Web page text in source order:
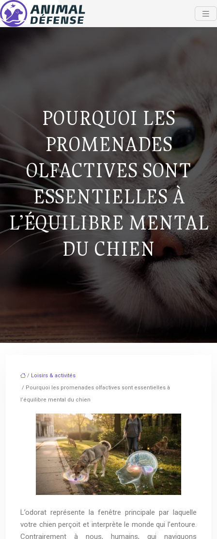
POURQUOI LES
PROMENADES
OLFACTIVES SONT
ESSENTIELLES À
L’ÉQUILIBRE MENTAL
DU CHIEN
/ Loisirs & activités
/ Pourquoi les promenades olfactives sont essentielles à
l’équilibre mental du chien
L’odorat représente la fenêtre principale par laquelle
votre chien perçoit et interprète le monde qui l’entoure.
Contrairement à nous, humains, qui naviguons